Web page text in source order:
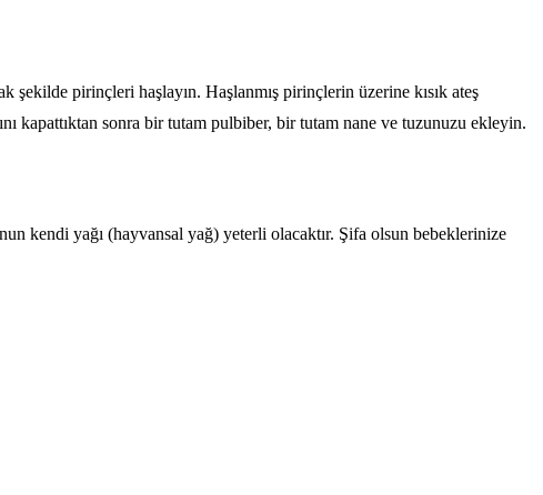
pirinçleri haşlayın. Haşlanmış pirinçlerin üzerine kısık ateş
kapattıktan sonra bir tutam pulbiber, bir tutam nane ve tuzunuzu ekleyin.
kendi yağı (hayvansal yağ) yeterli olacaktır. Şifa olsun bebeklerinize